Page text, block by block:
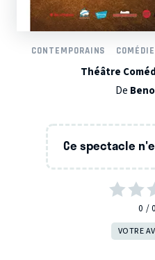
CONTEMPORAINS
Théâtre
De
Ce spectacle
0 0
VOTRE